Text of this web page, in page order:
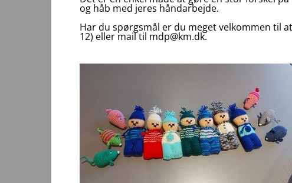
og håb med jeres håndarbejde.
Har du spørgsmål er du meget velkommen til
12) eller mail til mdp@km.dk.